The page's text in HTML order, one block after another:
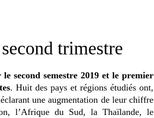
trimestre
second semestre 2019 et le premier
. Huit des pays et régions étudiés ont,
une augmentation de leur chiffre
l’Afrique du Sud, la Thaïlande, le